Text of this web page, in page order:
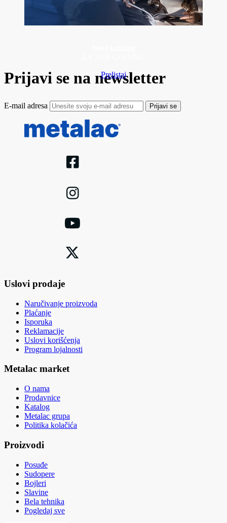
Prelistaj
Prijavi se na newsletter
E-mail adresa Prijavi se
Uslovi prodaje
Naručivanje proizvoda
Plaćanje
Isporuka
Reklamacije
Uslovi korišćenja
Program lojalnosti
Metalac market
O nama
Prodavnice
Katalog
Metalac grupa
Politika kolačića
Proizvodi
Posuđe
Sudopere
Bojleri
Slavine
Bela tehnika
Pogledaj sve